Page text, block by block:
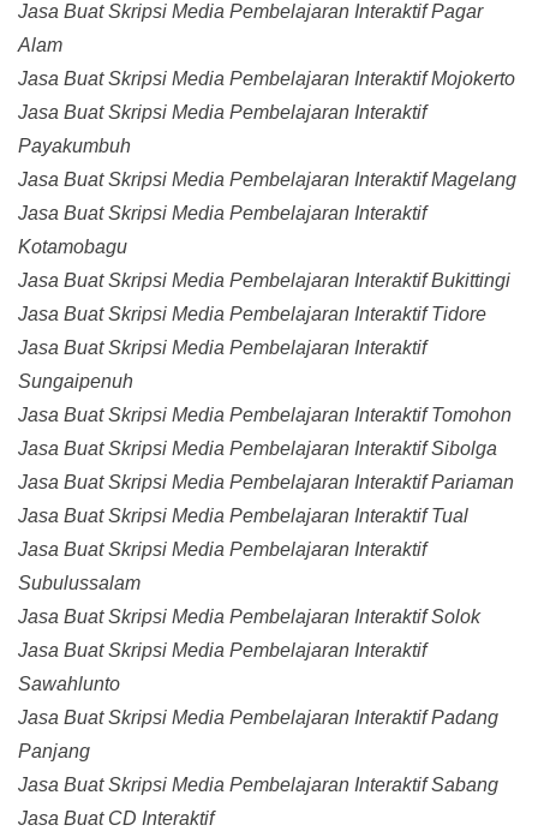
Jasa Buat Skripsi Media Pembelajaran Interaktif Pagar
Alam
Jasa Buat Skripsi Media Pembelajaran Interaktif Mojokerto
Jasa Buat Skripsi Media Pembelajaran Interaktif
Payakumbuh
Jasa Buat Skripsi Media Pembelajaran Interaktif Magelang
Jasa Buat Skripsi Media Pembelajaran Interaktif
Kotamobagu
Jasa Buat Skripsi Media Pembelajaran Interaktif Bukittingi
Jasa Buat Skripsi Media Pembelajaran Interaktif Tidore
Jasa Buat Skripsi Media Pembelajaran Interaktif
Sungaipenuh
Jasa Buat Skripsi Media Pembelajaran Interaktif Tomohon
Jasa Buat Skripsi Media Pembelajaran Interaktif Sibolga
Jasa Buat Skripsi Media Pembelajaran Interaktif Pariaman
Jasa Buat Skripsi Media Pembelajaran Interaktif Tual
Jasa Buat Skripsi Media Pembelajaran Interaktif
Subulussalam
Jasa Buat Skripsi Media Pembelajaran Interaktif Solok
Jasa Buat Skripsi Media Pembelajaran Interaktif
Sawahlunto
Jasa Buat Skripsi Media Pembelajaran Interaktif Padang
Panjang
Jasa Buat Skripsi Media Pembelajaran Interaktif Sabang
Jasa Buat CD Interaktif